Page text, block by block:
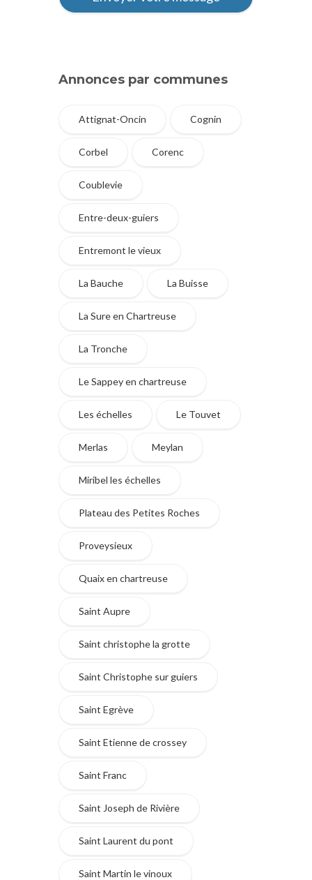
Annonces par communes
Attignat-Oncin Cognin
Corbel Corenc
Coublevie
Entre-deux-guiers
Entremont le vieux
La Bauche La Buisse
La Sure en Chartreuse
La Tronche
Le Sappey en chartreuse
Les échelles Le Touvet
Merlas Meylan
Miribel les échelles
Plateau des Petites Roches
Proveysieux
Quaix en chartreuse
Saint Aupre
Saint christophe la grotte
Saint Christophe sur guiers
Saint Egrève
Saint Etienne de crossey
Saint Franc
Saint Joseph de Rivière
Saint Laurent du pont
Saint Martin le vinoux